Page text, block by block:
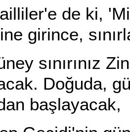
de ki,
girince,
sınırınız
Doğuda,
başlayacak,